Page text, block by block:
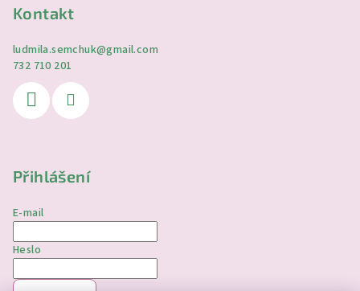
Kontakt
ludmila.semchuk@gmail.com
732 710 201
Přihlášení
E-mail
Heslo